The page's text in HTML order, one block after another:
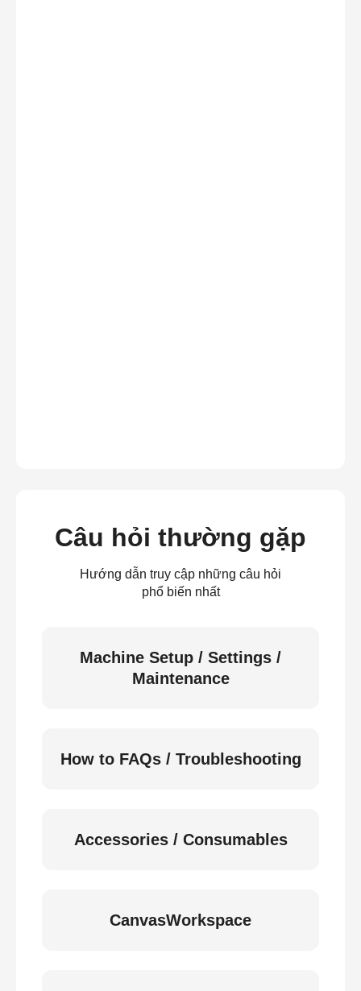
Câu hỏi thường gặp
Hướng dẫn truy cập những câu hỏi
phổ biến nhất
Machine Setup / Settings /
Maintenance
How to FAQs / Troubleshooting
Accessories / Consumables
CanvasWorkspace